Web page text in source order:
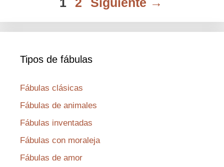
Tipos de fábulas
Fábulas clásicas
Fábulas de animales
Fábulas inventadas
Fábulas con moraleja
Fábulas de amor